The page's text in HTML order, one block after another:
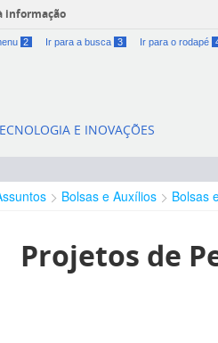
informação
2 Ir para a busca 3 Ir para o rodapé
E INOVAÇÕES
Bolsas e Auxílios Bolsas
Projetos de